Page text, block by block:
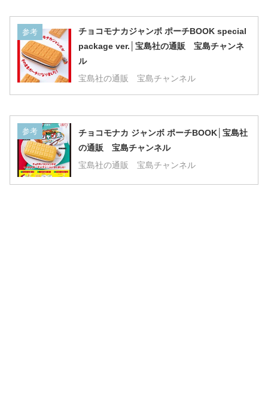
参考
チョコモナカジャンボ ポーチBOOK special
package ver.│宝島社の通販 宝島チャンネ
ル
宝島社の通販 宝島チャンネル
参考
チョコモナカ ジャンボ ポーチBOOK│宝島社
の通販 宝島チャンネル
宝島社の通販 宝島チャンネル